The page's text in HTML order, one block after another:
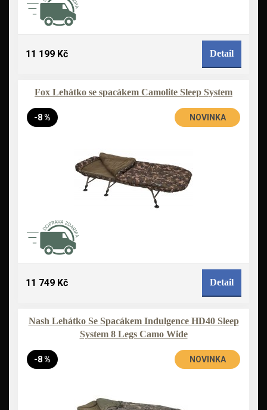
11 199 Kč Detail
Fox Lehátko se spacákem Camolite Sleep System
-8 % NOVINKA
11 749 Kč Detail
Nash Lehátko Se Spacákem Indulgence HD40 Sleep
System 8 Legs Camo Wide
-8 % NOVINKA